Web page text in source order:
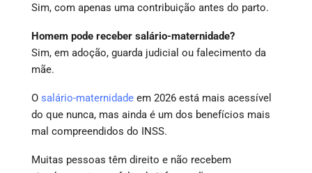
Sim, com apenas uma contribuição antes do parto.
Homem pode receber salário-maternidade?
Sim, em adoção, guarda judicial ou falecimento da
mãe.
O salário-maternidade em 2026 está mais acessível
do que nunca, mas ainda é um dos benefícios mais
mal compreendidos do INSS.
Muitas pessoas têm direito e não recebem